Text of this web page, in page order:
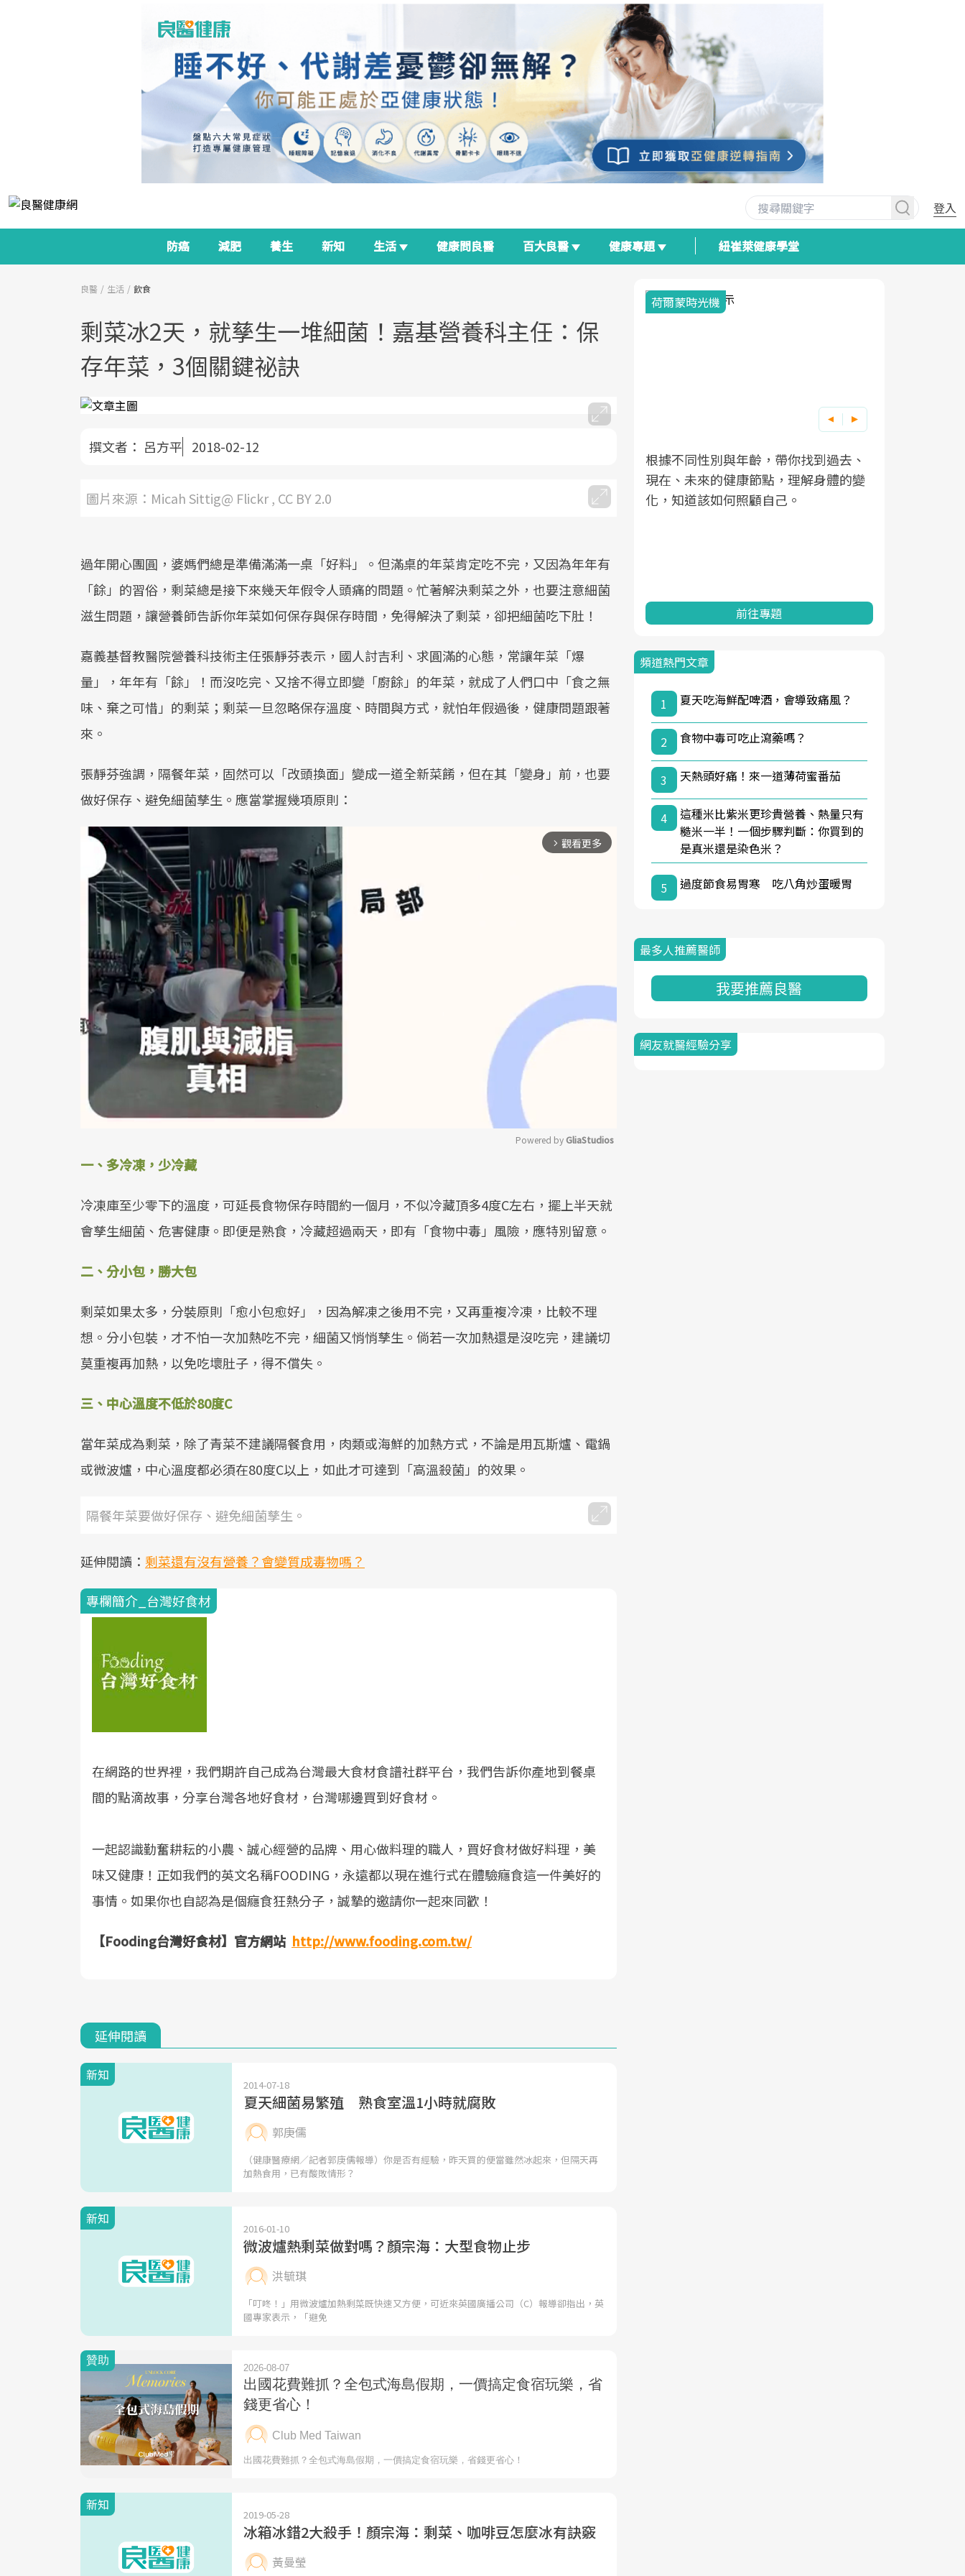
登入
防癌 減肥 養生 新知 生活 健康問良醫 百大良醫 健康專題 紐崔萊健康學堂
良醫 生活 飲食
剩菜冰2天，就孳生一堆細菌！嘉基營養科主任：保
存年菜，3個關鍵祕訣
撰文者： 呂方平 2018-02-12
圖片來源：Micah Sittig@ Flickr , CC BY 2.0
過年開心團圓，婆媽們總是準備滿滿一桌「好料」。但滿桌的年菜肯定吃不完，又因為年年有
「餘」的習俗，剩菜總是接下來幾天年假令人頭痛的問題。忙著解決剩菜之外，也要注意細菌
滋生問題，讓營養師告訴你年菜如何保存與保存時間，免得解決了剩菜，卻把細菌吃下肚！
嘉義基督教醫院營養科技術主任張靜芬表示，國人討吉利、求圓滿的心態，常讓年菜「爆
量」，年年有「餘」！而沒吃完、又捨不得立即變「廚餘」的年菜，就成了人們口中「食之無
味、棄之可惜」的剩菜；剩菜一旦忽略保存溫度、時間與方式，就怕年假過後，健康問題跟著
來。
張靜芬強調，隔餐年菜，固然可以「改頭換面」變成一道全新菜餚，但在其「變身」前，也要
做好保存、避免細菌孳生。應當掌握幾項原則：
arrow_forward_ios 觀看更多
Powered by GliaStudios
一、多冷凍，少冷藏
冷凍庫至少零下的溫度，可延長食物保存時間約一個月，不似冷藏頂多4度C左右，擺上半天就
會孳生細菌、危害健康。即便是熟食，冷藏超過兩天，即有「食物中毒」風險，應特別留意。
二、分小包，勝大包
剩菜如果太多，分裝原則「愈小包愈好」，因為解凍之後用不完，又再重複冷凍，比較不理
想。分小包裝，才不怕一次加熱吃不完，細菌又悄悄孳生。倘若一次加熱還是沒吃完，建議切
莫重複再加熱，以免吃壞肚子，得不償失。
三、中心溫度不低於80度C
當年菜成為剩菜，除了青菜不建議隔餐食用，肉類或海鮮的加熱方式，不論是用瓦斯爐、電鍋
或微波爐，中心溫度都必須在80度C以上，如此才可達到「高溫殺菌」的效果。
隔餐年菜要做好保存、避免細菌孳生。
延伸閱讀： 剩菜還有沒有營養？會變質成毒物嗎？
專欄簡介_台灣好食材
在網路的世界裡，我們期許自己成為台灣最大食材食譜社群平台，我們告訴你產地到餐桌
間的點滴故事，分享台灣各地好食材，台灣哪邊買到好食材。
一起認識勤奮耕耘的小農、誠心經營的品牌、用心做料理的職人，買好食材做好料理，美
味又健康！正如我們的英文名稱FOODING，永遠都以現在進行式在體驗癮食這一件美好的
事情。如果你也自認為是個癮食狂熱分子，誠摯的邀請你一起來同歡！
【Fooding台灣好食材】官方網站 http://www.fooding.com.tw/
延伸閱讀
新知
2014-07-18
夏天細菌易繁殖 熟食室溫1小時就腐敗
郭庚儒
（健康醫療網／記者郭庚儒報導）你是否有經驗，昨天買的便當雖然冰起來，但隔天再
加熱食用，已有酸敗情形？
新知
2016-01-10
微波爐熱剩菜做對嗎？顏宗海：大型食物止步
洪毓琪
「叮咚！」用微波爐加熱剩菜既快速又方便，可近來英國廣播公司（C）報導卻指出，英
國專家表示，「避免
新知
2019-05-28
冰箱冰錯2大殺手！顏宗海：剩菜、咖啡豆怎麼冰有訣竅
黃曼瑩
政策如「健康台灣推動委員會」與「長
療院所的服務，更是民眾了解自身健康
狀況、啟動健康管理的重要起點。
前往專題
前往專題
建立對亞健康的認知，進而引導實際的
前往專題
荷爾蒙時光機
根據不同性別與年齡，帶你找到過去、
現在、未來的健康節點，理解身體的變
化，知道該如何照顧自己。
前往專題
頻道熱門文章
1 夏天吃海鮮配啤酒，會導致痛風？
2 食物中毒可吃止瀉藥嗎？
3 天熱頭好痛！來一道薄荷蜜番茄
4
這種米比紫米更珍貴營養、熱量只有
糙米一半！一個步驟判斷：你買到的
是真米還是染色米？
5 過度節食易胃寒 吃八角炒蛋暖胃
最多人推薦醫師
我要推薦良醫
網友就醫經驗分享